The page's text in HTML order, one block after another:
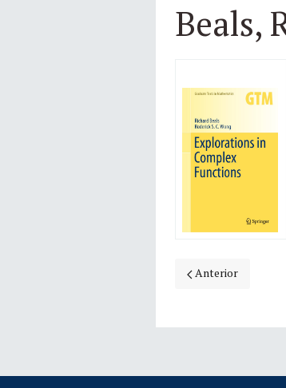
Beals,
Artículo anterior:
Anterior